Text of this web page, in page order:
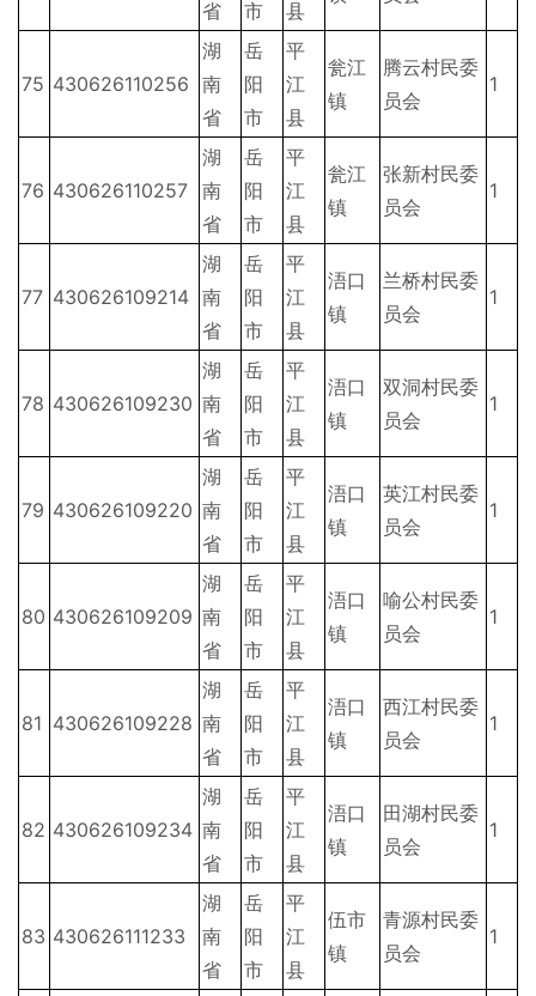
省
市
县
75 430626110256
湖
南
省
岳
阳
市
平
江
县
瓮江
镇
腾云村民委
员会
1
76 430626110257
湖
南
省
岳
阳
市
平
江
县
瓮江
镇
张新村民委
员会
1
77 430626109214
湖
南
省
岳
阳
市
平
江
县
浯口
镇
兰桥村民委
员会
1
78 430626109230
湖
南
省
岳
阳
市
平
江
县
浯口
镇
双洞村民委
员会
1
79 430626109220
湖
南
省
岳
阳
市
平
江
县
浯口
镇
英江村民委
员会
1
80 430626109209
湖
南
省
岳
阳
市
平
江
县
浯口
镇
喻公村民委
员会
1
81 430626109228
湖
南
省
岳
阳
市
平
江
县
浯口
镇
西江村民委
员会
1
82 430626109234
湖
南
省
岳
阳
市
平
江
县
浯口
镇
田湖村民委
员会
1
83 430626111233
湖
南
省
岳
阳
市
平
江
县
伍市
镇
青源村民委
员会
1